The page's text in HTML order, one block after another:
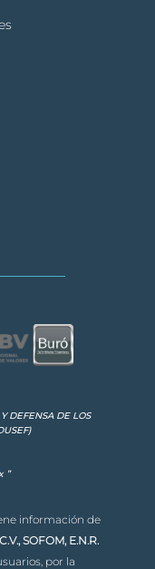
DEFENSA DE LOS
”
información de
SOFOM, E.N.R.
por la